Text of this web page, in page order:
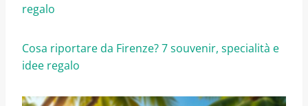
regalo
Cosa riportare da Firenze? 7 souvenir, specialità e
idee regalo